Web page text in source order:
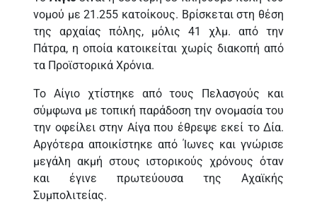
νομού με 21.255 κατοίκους. Βρίσκεται στη θέση
της αρχαίας πόλης, μόλις 41 χλμ. από την
Πάτρα, η οποία κατοικείται χωρίς διακοπή από
τα Προϊστορικά Χρόνια.
Το Αίγιο χτίστηκε από τους Πελασγούς και
σύμφωνα με τοπική παράδοση την ονομασία του
την οφείλει στην Αίγα που έθρεψε εκεί το Δία.
Αργότερα αποικίστηκε από Ίωνες και γνώρισε
μεγάλη ακμή στους ιστορικούς χρόνους όταν
και έγινε πρωτεύουσα της Αχαϊκής
Συμπολιτείας.